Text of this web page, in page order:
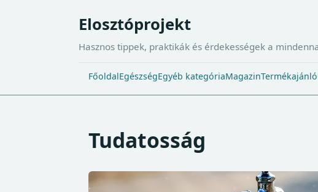
Elosztóprojekt
Hasznos tippek, praktikák és érdekességek a
FőoldalEgészségEgyéb kategóriaMagazinTermékajánló
Tudatosság